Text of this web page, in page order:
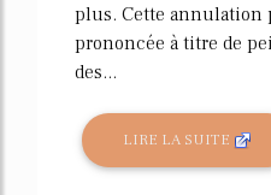
plus. Cette annulation
prononcée à titre de
des...
LIRE LA SUITE